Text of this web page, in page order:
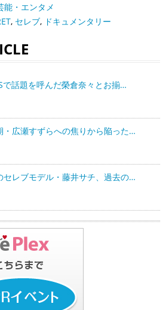
能・エンタメ
, セレブ, ドキュメンタリー
で話題を呼んだ榮倉奈々とお揃…
・広瀬すずらへの焦りから陥った…
セレブモデル・藤井サチ、過去の…